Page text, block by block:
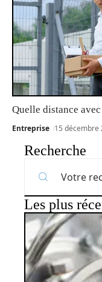
Quelle distance
Entreprise 15 décembre
Recherche
Les plus